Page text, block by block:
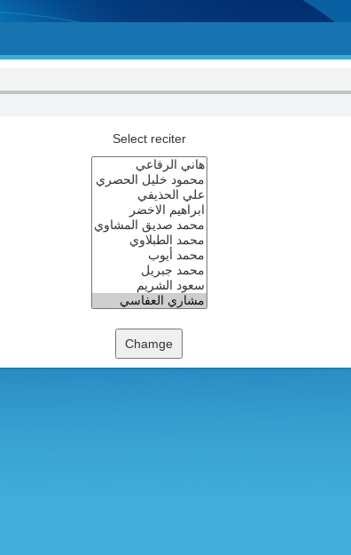
Select reciter